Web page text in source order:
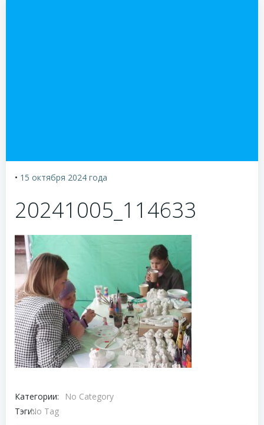
• 15 октября 2024 года
20241005_114633
Категории:
No Category
Тэги:No Tag